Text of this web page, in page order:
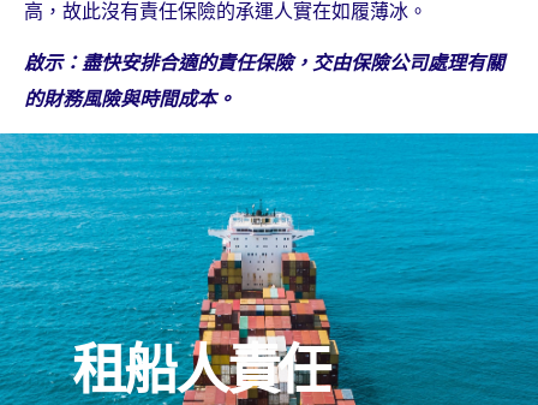
高，故此沒有責任保險的承運人實在如履薄冰。
啟示：盡快安排合適的責任保險，交由保險公司處理有關
的財務風險與時間成本。
租船人責任